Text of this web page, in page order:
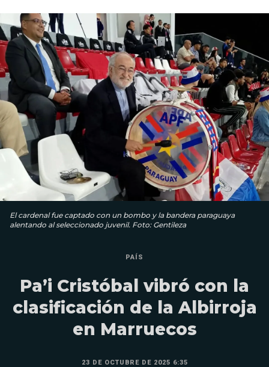
El cardenal fue captado con un bombo y la bandera paraguaya
alentando al seleccionado juvenil. Foto: Gentileza
PAÍS
Pa’i Cristóbal vibró con la
clasificación de la Albirroja
en Marruecos
23 DE OCTUBRE DE 2025 6:35